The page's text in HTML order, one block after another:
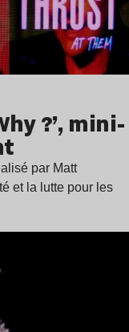
?’, mini-
par Matt
et la lutte pour les